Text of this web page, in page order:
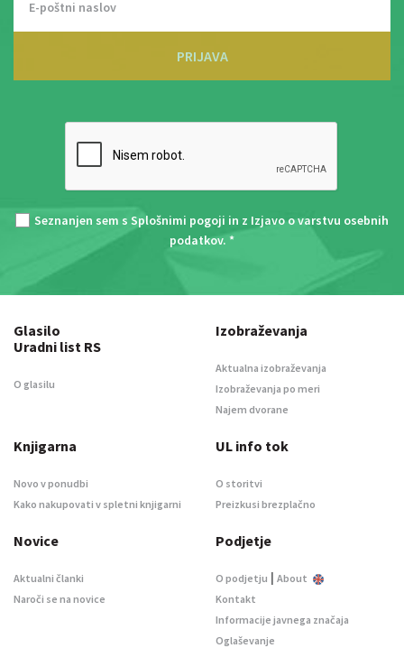
PRIJAVA
Seznanjen sem s Splošnimi pogoji in z Izjavo o varstvu osebnih
podatkov. *
Glasilo
Uradni list RS
O glasilu
Izobraževanja
Aktualna izobraževanja
Izobraževanja po meri
Najem dvorane
Knjigarna
Novo v ponudbi
Kako nakupovati v spletni knjigarni
UL info tok
O storitvi
Preizkusi brezplačno
Novice
Aktualni članki
Naroči se na novice
Podjetje
O podjetju | About
Kontakt
Informacije javnega značaja
Oglaševanje